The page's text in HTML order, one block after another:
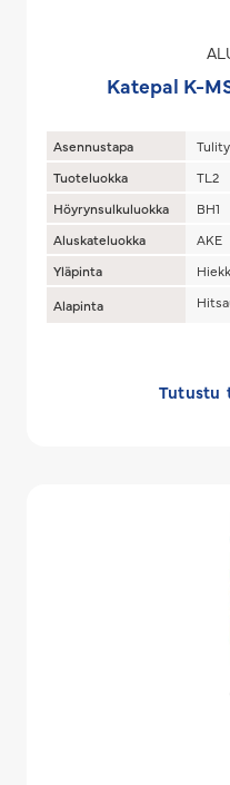
Katepal K-
Asennustapa
Tuoteluokka
TL2
Höyrynsulkuluokka
BH1
Aluskateluokka
AKE
Yläpinta
Alapinta
Tutustu